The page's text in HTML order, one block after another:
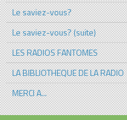
Le saviez-vous?
Le saviez-vous? (suite)
LES RADIOS FANTOMES
LA BIBLIOTHEQUE DE LA RADIO
MERCI A...